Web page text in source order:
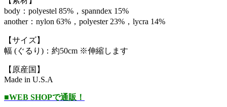
body：polyestel 85%，spanndex 15%
another：nylon 63%，polyester 23%，lycra 14%
【サイズ】
幅 (ぐるり)：約50cm ※伸縮します
【原産国】
Made in U.S.A
■WEB SHOPで通販！